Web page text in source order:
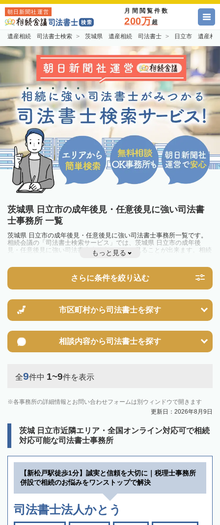
朝日新聞社運営 月間閲覧件数
200万超
遺産相続 司法書士検索 茨城県 遺産相続 司法書士 日立市 遺産相
茨城県 日立市の成年後見・任意後見に強い司法書
士事務所 一覧
茨城県 日立市の成年後見・任意後見に強い司法書士事務所一覧です。
相続会議の「司法書士検索サービス」では、茨城県 日立市の成年後
見・任意後見に強い司法書士事務所を一覧で見ることが出来ます。相続
のトラブルやお悩みを抱えている方は一度近隣の司法書士に相談してみ
もっと見る
さらに条件を絞り込む
市区町村から司法書士を探す
相談内容から司法書士を探す
全9件中 1~9件を表示
各事務所の詳細情報とお問い合わせフォームは別ウィンドウで開きます
更新日：2026年8月9日
茨城 日立市近隣エリア・全国オンライン対応可で相続
対応可能な司法書士事務所
【新松戸駅徒歩1分】誠実と信頼を大切に｜税理士事務所
併設で相続のお悩みをワンストップで解決
司法書士法人かとう